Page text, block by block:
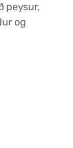
peysur,
og